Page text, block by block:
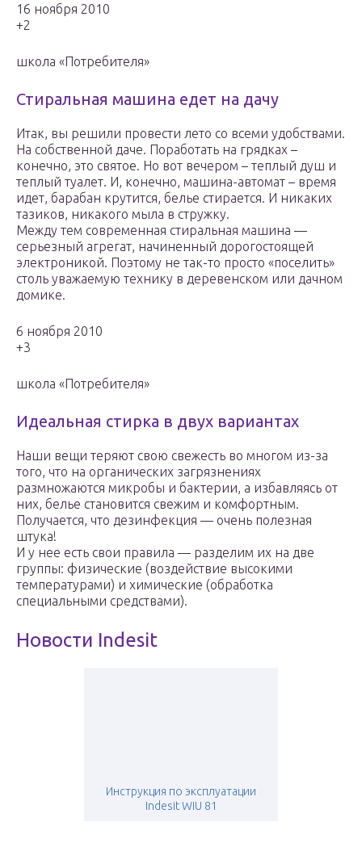
16 ноября 2010
+2
школа «Потребителя»
Стиральная машина едет на дачу
Итак, вы решили провести лето со всеми удобствами.
На собственной даче. Поработать на грядках –
конечно, это святое. Но вот вечером – теплый душ и
теплый туалет. И, конечно, машина-автомат – время
идет, барабан крутится, белье стирается. И никаких
тазиков, никакого мыла в стружку.
Между тем современная стиральная машина —
серьезный агрегат, начиненный дорогостоящей
электроникой. Поэтому не так-то просто «поселить»
столь уважаемую технику в деревенском или дачном
домике.
6 ноября 2010
+3
школа «Потребителя»
Идеальная стирка в двух вариантах
Наши вещи теряют свою свежесть во многом из-за
того, что на органических загрязнениях
размножаются микробы и бактерии, а избавляясь от
них, белье становится свежим и комфортным.
Получается, что дезинфекция — очень полезная
штука!
И у нее есть свои правила — разделим их на две
группы: физические (воздействие высокими
температурами) и химические (обработка
специальными средствами).
Новости Indesit
Инструкция по эксплуатации
Indesit WIU 81